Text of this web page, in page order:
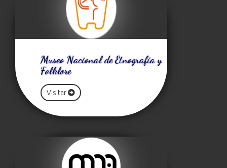
Museo Nacional de Etnografía y
Folklore
Visitar